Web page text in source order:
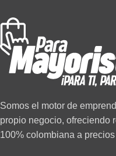
Somos el motor de
propio negocio, ofreciendo
100% colombiana a